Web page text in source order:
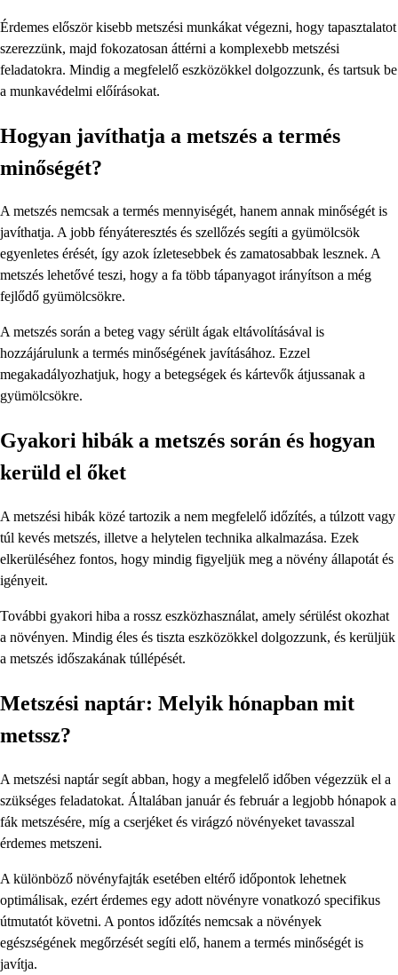
Érdemes először kisebb metszési munkákat végezni, hogy tapasztalatot
szerezzünk, majd fokozatosan áttérni a komplexebb metszési
feladatokra. Mindig a megfelelő eszközökkel dolgozzunk, és tartsuk be
a munkavédelmi előírásokat.
Hogyan javíthatja a metszés a termés
minőségét?
A metszés nemcsak a termés mennyiségét, hanem annak minőségét is
javíthatja. A jobb fényáteresztés és szellőzés segíti a gyümölcsök
egyenletes érését, így azok ízletesebbek és zamatosabbak lesznek. A
metszés lehetővé teszi, hogy a fa több tápanyagot irányítson a még
fejlődő gyümölcsökre.
A metszés során a beteg vagy sérült ágak eltávolításával is
hozzájárulunk a termés minőségének javításához. Ezzel
megakadályozhatjuk, hogy a betegségek és kártevők átjussanak a
gyümölcsökre.
Gyakori hibák a metszés során és hogyan
kerüld el őket
A metszési hibák közé tartozik a nem megfelelő időzítés, a túlzott vagy
túl kevés metszés, illetve a helytelen technika alkalmazása. Ezek
elkerüléséhez fontos, hogy mindig figyeljük meg a növény állapotát és
igényeit.
További gyakori hiba a rossz eszközhasználat, amely sérülést okozhat
a növényen. Mindig éles és tiszta eszközökkel dolgozzunk, és kerüljük
a metszés időszakának túllépését.
Metszési naptár: Melyik hónapban mit
metssz?
A metszési naptár segít abban, hogy a megfelelő időben végezzük el a
szükséges feladatokat. Általában január és február a legjobb hónapok a
fák metszésére, míg a cserjéket és virágzó növényeket tavasszal
érdemes metszeni.
A különböző növényfajták esetében eltérő időpontok lehetnek
optimálisak, ezért érdemes egy adott növényre vonatkozó specifikus
útmutatót követni. A pontos időzítés nemcsak a növények
egészségének megőrzését segíti elő, hanem a termés minőségét is
javítja.